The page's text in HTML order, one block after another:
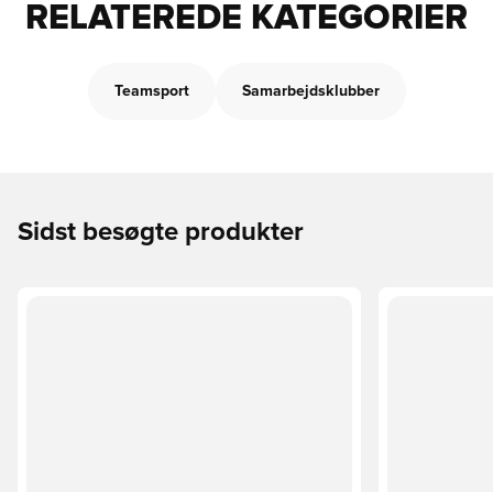
RELATEREDE KATEGORIER
Teamsport Samarbejdsklubber
Sidst besøgte produkter